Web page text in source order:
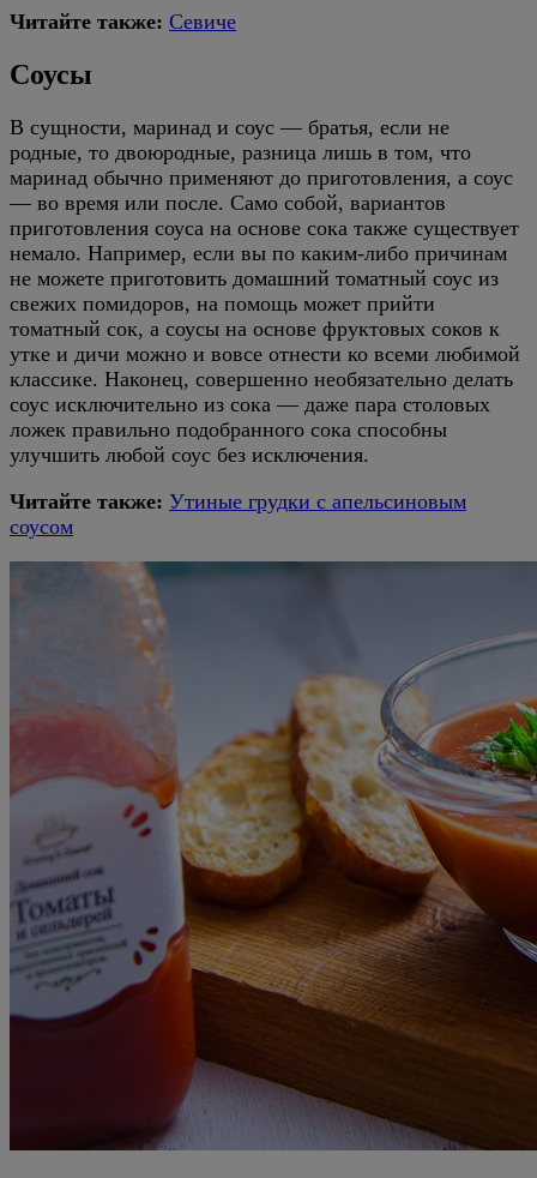
Читайте также: Севиче
Соусы
В сущности, маринад и соус — братья, если не
родные, то двоюродные, разница лишь в том, что
маринад обычно применяют до приготовления, а соус
— во время или после. Само собой, вариантов
приготовления соуса на основе сока также существует
немало. Например, если вы по каким-либо причинам
не можете приготовить домашний томатный соус из
свежих помидоров, на помощь может прийти
томатный сок, а соусы на основе фруктовых соков к
утке и дичи можно и вовсе отнести ко всеми любимой
классике. Наконец, совершенно необязательно делать
соус исключительно из сока — даже пара столовых
ложек правильно подобранного сока способны
улучшить любой соус без исключения.
Читайте также: Утиные грудки с апельсиновым
соусом